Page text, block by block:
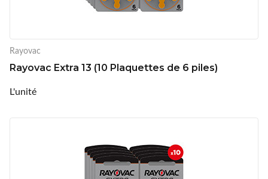
Rayovac
Rayovac Extra 13 (10 Plaquettes de 6 piles)
L'unité